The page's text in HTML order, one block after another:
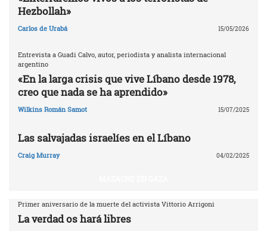
Hezbollah»
Carlos de Urabá 15/05/2026
Entrevista a Guadi Calvo, autor, periodista y analista internacional
argentino
«En la larga crisis que vive Líbano desde 1978,
creo que nada se ha aprendido»
Wilkins Román Samot 15/07/2025
Las salvajadas israelíes en el Líbano
Craig Murray 04/02/2025
Primer aniversario de la muerte del activista Vittorio Arrigoni
La verdad os hará libres